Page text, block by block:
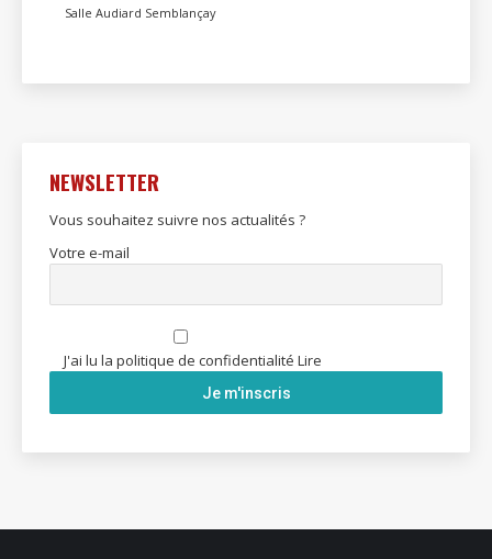
Salle Audiard Semblançay
NEWSLETTER
Vous souhaitez suivre nos actualités ?
Votre e-mail
J'ai lu la politique de confidentialité Lire